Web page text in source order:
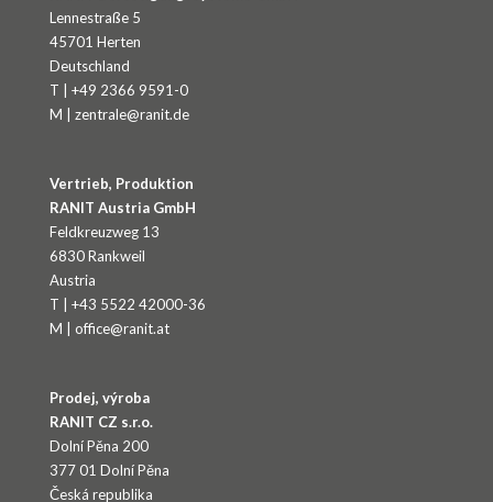
Lennestraße 5
45701 Herten
Deutschland
T | +49 2366 9591-0
M | zentrale@ranit.de
Vertrieb, Produktion
RANIT Austria GmbH
Feldkreuzweg 13
6830 Rankweil
Austria
T | +43 5522 42000-36
M | office@ranit.at
Prodej, výroba
RANIT CZ s.r.o.
Dolní Pěna 200
377 01 Dolní Pěna
Česká republika